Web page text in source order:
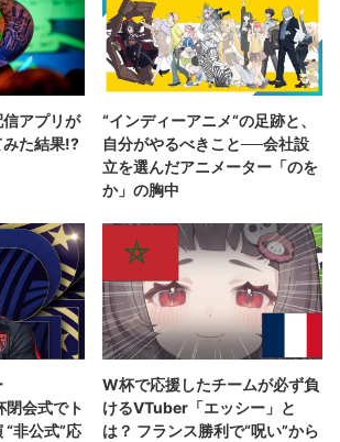
アプリが
みた結果!?
“インディーアニメ“の足跡と、
自分がやるべきこと──会社設
立を選んだアニメーター「のを
か」の胸中
会式でト
“非公式”応
W杯で応援したチームが必ず負
けるVTuber「エッシー」と
は？ フランス勝利で“呪い”から